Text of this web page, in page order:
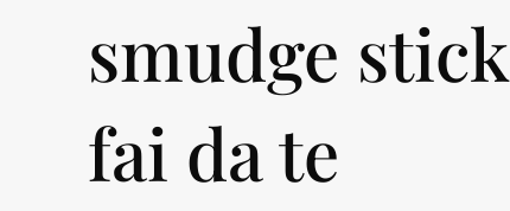
smudge stick
fai da te